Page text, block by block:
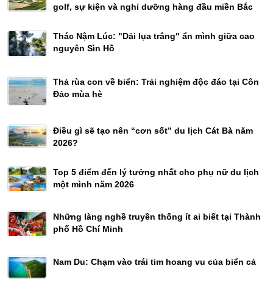
golf, sự kiện và nghỉ dưỡng hàng đầu miền Bắc
Thác Nậm Lúc: "Dải lụa trắng" ẩn mình giữa cao
nguyên Sìn Hồ
Thả rùa con về biển: Trải nghiệm độc đáo tại Côn
Đảo mùa hè
Điều gì sẽ tạo nên “cơn sốt” du lịch Cát Bà năm
2026?
Top 5 điểm đến lý tưởng nhất cho phụ nữ du lịch
một mình năm 2026
Những làng nghề truyền thống ít ai biết tại Thành
phố Hồ Chí Minh
Nam Du: Chạm vào trái tim hoang vu của biển cả